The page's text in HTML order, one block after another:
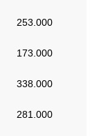
253.000
173.000
338.000
281.000